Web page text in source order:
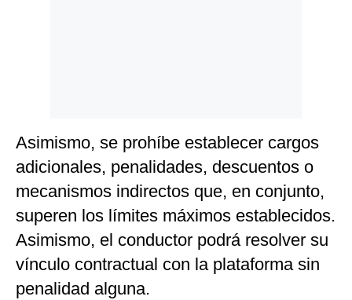
Asimismo, se prohíbe establecer cargos
adicionales, penalidades, descuentos o
mecanismos indirectos que, en conjunto,
superen los límites máximos establecidos.
Asimismo, el conductor podrá resolver su
vínculo contractual con la plataforma sin
penalidad alguna.